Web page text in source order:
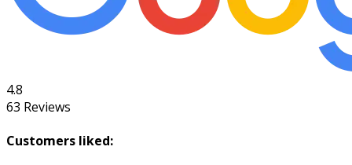
4.8
63 Reviews
Customers liked: